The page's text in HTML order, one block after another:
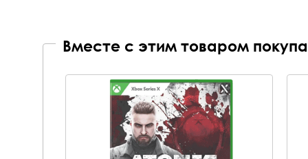
Вместе с этим товаром